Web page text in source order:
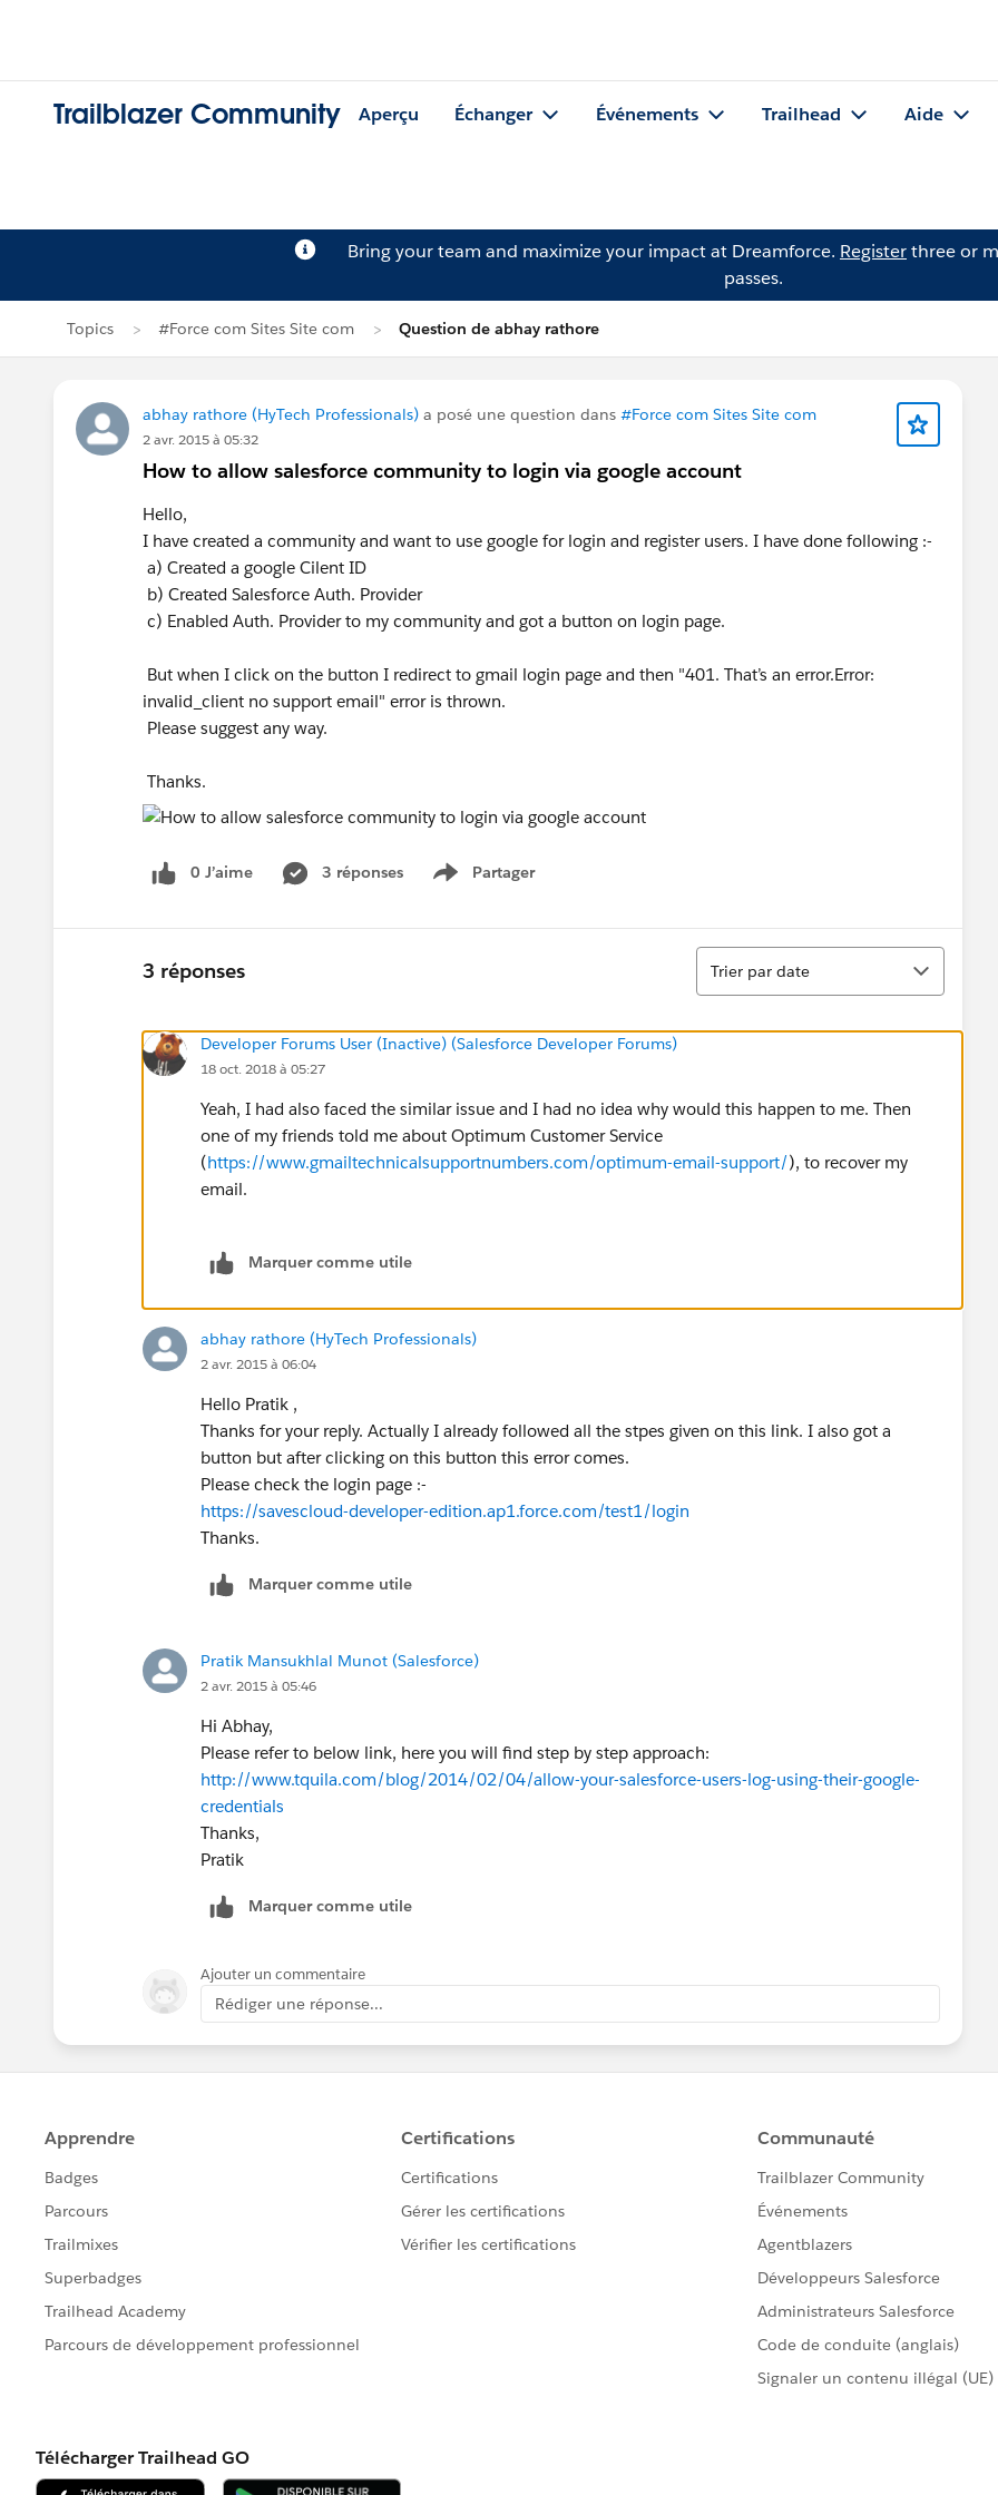
Trailblazer Community Aperçu Échanger Événements Trailhead Aide
Bring your team and maximize your impact at Dreamforce. Registerthree or
passes.
Topics #Force com Sites Site com Question de abhay rathore
abhay rathore (HyTech Professionals) a posé une question dans #Force com Sites Site com
2 avr. 2015 à 05:32
How to allow salesforce community to login via google account
Hello,
I have created a community and want to use google for login and register users. I have done following :-
a) Created a google Cilent ID
b) Created Salesforce Auth. Provider
c) Enabled Auth. Provider to my community and got a button on login page.
But when I click on the button I redirect to gmail login page and then "401. That’s an error.Error:
invalid_client no support email" error is thrown.
Please suggest any way.
Thanks.
0 J’aime 3 réponses Partager
Show menu
3 réponses
Tri
Trier par date
Developer Forums User (Inactive) (Salesforce Developer Forums)
18 oct. 2018 à 05:27
Yeah, I had also faced the similar issue and I had no idea why would this happen to me. Then
one of my friends told me about Optimum Customer Service
(https://www.gmailtechnicalsupportnumbers.com/optimum-email-support/), to recover my
email.
Marquer comme utile
abhay rathore (HyTech Professionals)
2 avr. 2015 à 06:04
Hello Pratik ,
Thanks for your reply. Actually I already followed all the stpes given on this link. I also got a
button but after clicking on this button this error comes.
Please check the login page :-
https://savescloud-developer-edition.ap1.force.com/test1/login
Thanks.
Marquer comme utile
Pratik Mansukhlal Munot (Salesforce)
2 avr. 2015 à 05:46
Hi Abhay,
Please refer to below link, here you will find step by step approach:
http://www.tquila.com/blog/2014/02/04/allow-your-salesforce-users-log-using-their-google-
credentials
Thanks,
Pratik
Marquer comme utile
Ajouter un commentaire
Rédiger une réponse...